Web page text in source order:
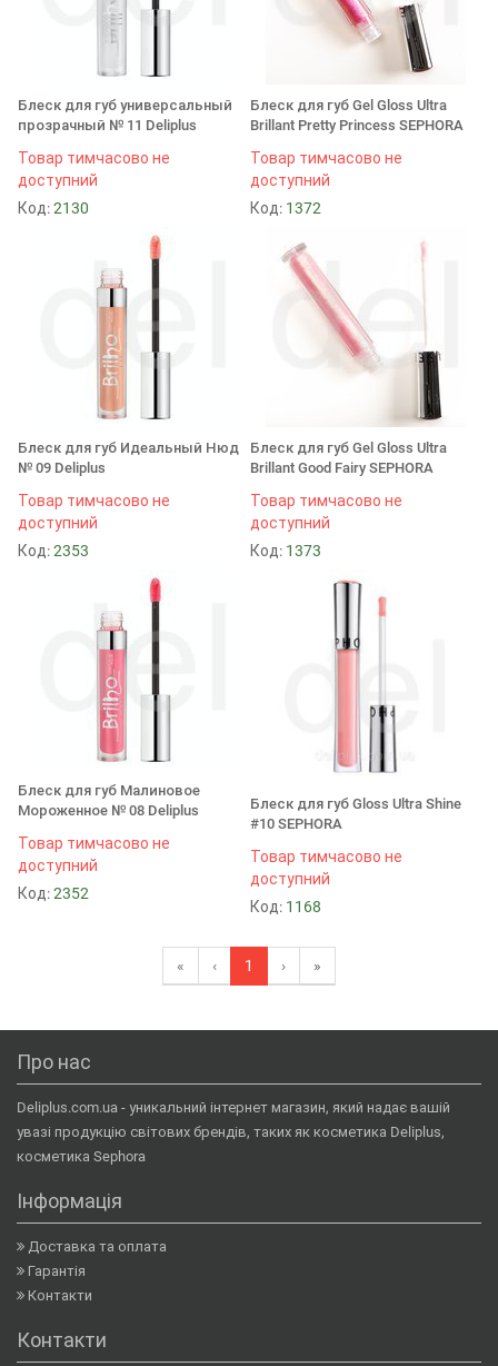
Блеск для губ универсальный
прозрачный № 11 Deliplus
Товар тимчасово не
доступний
Код:2130
Блеск для губ Gel Gloss Ultra
Brillant Pretty Princess SEPHORA
Товар тимчасово не
доступний
Код: 1372
Блеск для губ Идеальный Нюд
№ 09 Deliplus
Товар тимчасово не
доступний
Код:2353
Блеск для губ Gel Gloss Ultra
Brillant Good Fairy SEPHORA
Товар тимчасово не
доступний
Код: 1373
Блеск для губ Малиновое
Мороженное № 08 Deliplus
Товар тимчасово не
доступний
Код:2352
Блеск для губ Gloss Ultra Shine
#10 SEPHORA
Товар тимчасово не
доступний
Код: 1168
« ‹ 1 › »
Про нас
Deliplus.com.ua - уникальний інтернет магазин, який надає вашій
увазі продукцію світових брендів, таких як косметика Deliplus,
косметика Sephora
Інформація
Доставка та оплата
Гарантія
Контакти
Контакти